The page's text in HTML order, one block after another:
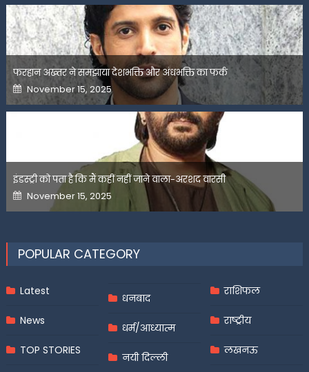
फरहान अख्तर ने समझाया देशभक्ति और अंधभक्ति का फर्क
Posted
on
November 15, 2025
इंडस्ट्री को पता है कि मैं कहीं नहीं जाने वाला-अरशद वारसी
Posted
on
November 15, 2025
POPULAR CATEGORY
Latest
News
TOP STORIES
धनबाद
धर्म/आध्यात्म
नयी दिल्ली
राशिफल
राष्ट्रीय
लखनऊ